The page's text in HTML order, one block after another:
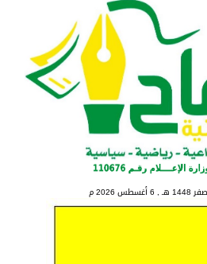
6 أغسطس 2026 م